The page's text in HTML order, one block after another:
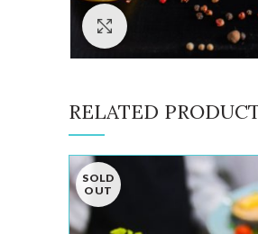
Click to enlarge
RELATED
SOLD
OUT